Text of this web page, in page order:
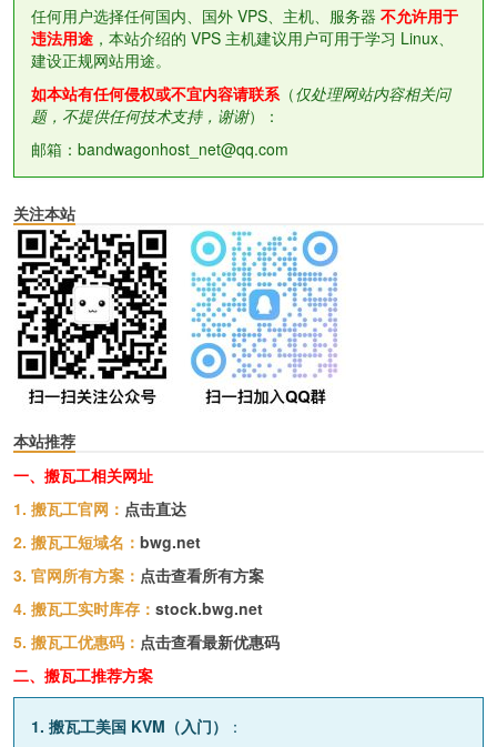
任何用户选择任何国内、国外 VPS、主机、服务器 不允许用于
违法用途 ，本站介绍的 VPS 主机建议用户可用于学习 Linux、
建设正规网站用途。
如本站有任何侵权或不宜内容请联系（仅处理网站内容相关问
题，不提供任何技术支持，谢谢）：
邮箱：bandwagonhost_net@qq.com
关注本站
本站推荐
一、搬瓦工相关网址
1. 搬瓦工官网： 点击直达
2. 搬瓦工短域名： bwg.net
3. 官网所有方案： 点击查看所有方案
4. 搬瓦工实时库存： stock.bwg.net
5. 搬瓦工优惠码： 点击查看最新优惠码
二、搬瓦工推荐方案
1. 搬瓦工美国 KVM（入门） ：